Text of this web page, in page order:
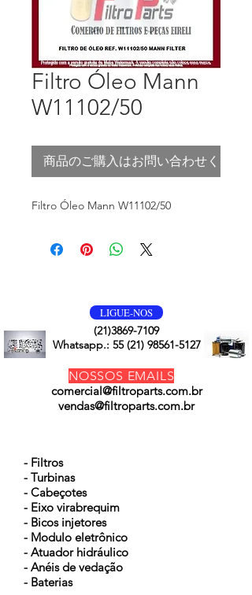
Filtro Óleo Mann
W11102/50
商品のご購入はお問い合わせください
Filtro Óleo Mann W11102/50
LIGUE-NOS
(21)3869-7109
Whatsapp.: 55 (21) 98561-5127
NOSSOS EMAILS
comercial@filtroparts.com.br
vendas@filtroparts.com.br
- Filtros
- Turbinas
- Cabeçotes
- Eixo virabrequim
- Bicos injetores
- Modulo eletrônico
- Atuador hidráulico
- Anéis de vedação
- Baterias